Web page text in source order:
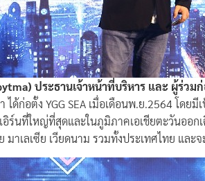
ประธานเจ้าหน้าที่บริหาร และ ผู้ร่วม
ได้ก่อตั้ง YGG SEA เมื่อเดือนพ.ย.2564 โดย
อิร์นที่ใหญ่ที่สุดและในภูมิภาคเอเชียตะวันออก
มาเลเซีย เวียดนาม รวมทั้งประเทศไทย แล